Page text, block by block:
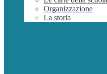
Organizzazione
La storia